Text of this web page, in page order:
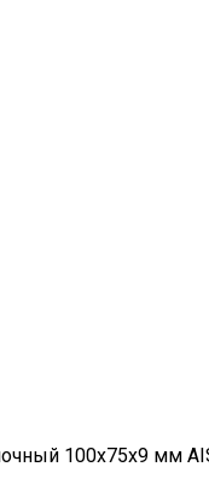
100х75х9 мм